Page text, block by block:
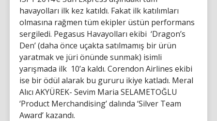
havayolları ilk kez katıldı. Fakat ilk katılımları
olmasına rağmen tüm ekipler üstün performans
sergiledi. Pegasus Havayolları ekibi ‘Dragon’s
Den’ (daha önce uçakta satılmamış bir ürün
yaratmak ve jüri önünde sunmak) isimli
yarışmada ilk 10’a kaldı. Corendon Airlines ekibi
ise bir ödül alarak bu gururu ikiye katladı. Meral
Alıcı AKYÜREK- Sevim Maria SELAMETOĞLU
‘Product Merchandising’ dalında ‘Silver Team
Award’ kazandı.